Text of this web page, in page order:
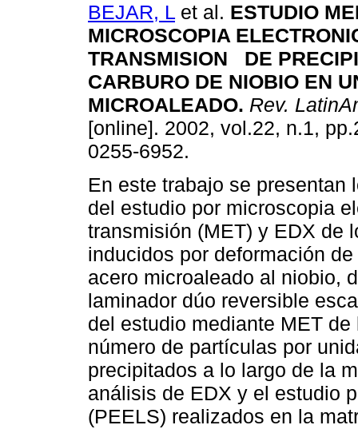
BEJAR, L et al. ESTUDIO
MICROSCOPIA
TRANSMISION DE
CARBURO DE NIOBIO EN
MICROALEADO. Rev.
[online]. 2002, vol.22, n.1,
0255-6952.
En este trabajo se presentan
del estudio por microscopia
transmisión (MET) y EDX de
inducidos por deformación
acero microaleado al niobio,
laminador dúo reversible
del estudio mediante MET
número de partículas por
precipitados a lo largo de la
análisis de EDX y el estudio
(PEELS) realizados en la